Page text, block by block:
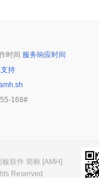
时间 服务响应时间
持
168#
软件 简称 [AMH]
Reserved